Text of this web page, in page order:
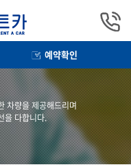
예약확인
차량을 제공해드리며
을 다합니다.